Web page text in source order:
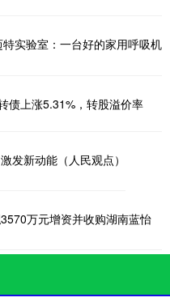
实验室：一台好的家用呼吸机
债上涨5.31%，转股溢价率
发新动能（人民观点）
万元增资并收购湖南蓝怡